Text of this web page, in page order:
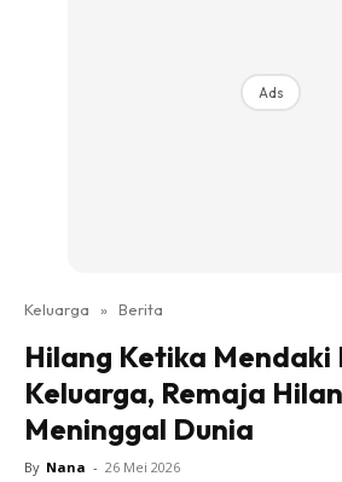
Ads
Keluarga » Berita
Hilang Ketika Mendaki
Keluarga, Remaja
Meninggal Dunia
By Nana - 26 Mei 2026